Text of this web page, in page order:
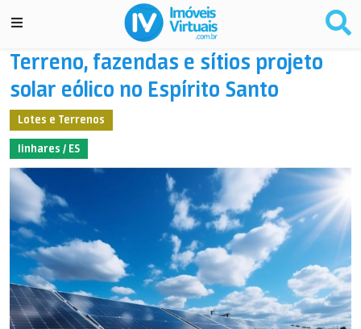
Terreno, fazendas e sítios projeto
solar eólico no Espírito Santo
Lotes e Terrenos
linhares / ES